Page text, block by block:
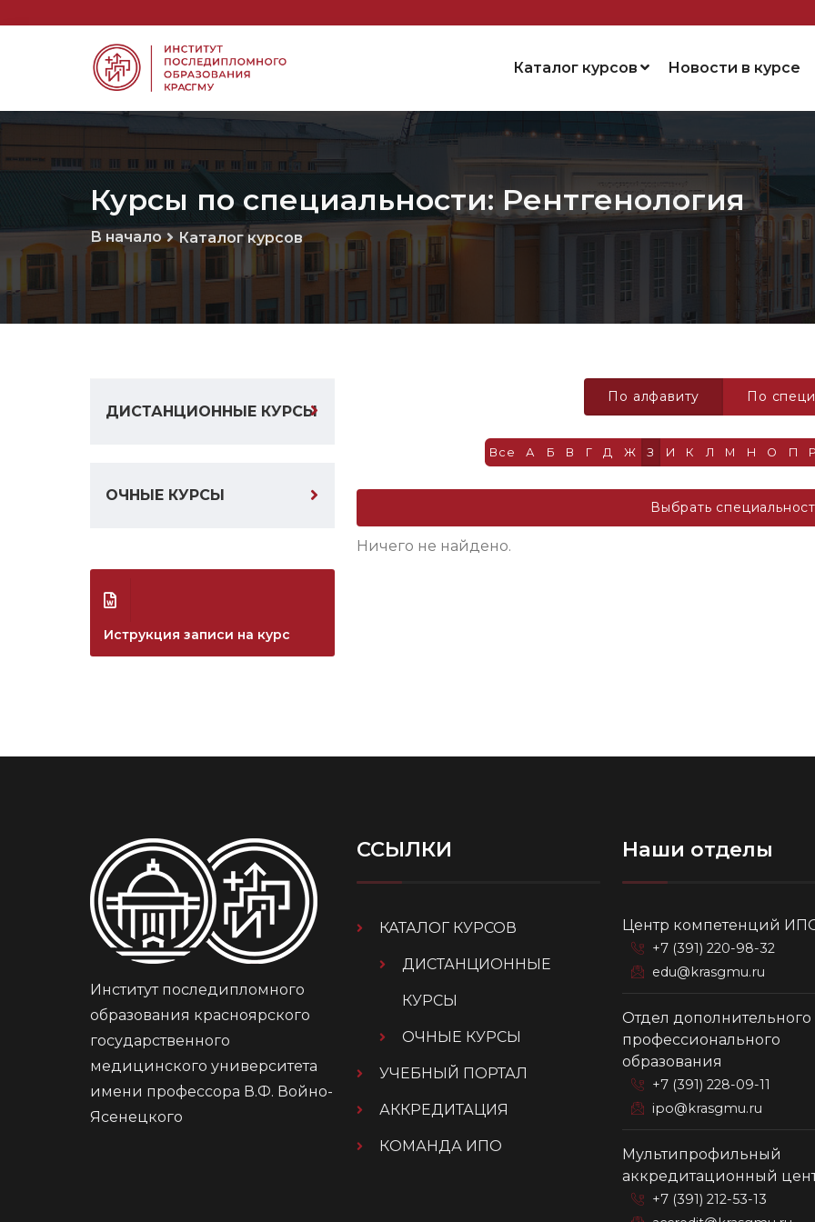
Каталог курсов Новости в курсе
Курсы по специальности: Рентгенология
В начало Каталог курсов
ДИСТАНЦИОННЫЕ КУРСЫ
ОЧНЫЕ КУРСЫ
Иструкция записи на курс
По алфавиту По
Все А Б В Г Д Ж З И К Л М Н О П Р
Выбрать
Ничего не найдено.
Институт последипломного
образования красноярского
государственного
медицинского университета
имени профессора В.Ф. Войно-
Ясенецкого
ССЫЛКИ
КАТАЛОГ КУРСОВ
ДИСТАНЦИОННЫЕ
КУРСЫ
ОЧНЫЕ КУРСЫ
УЧЕБНЫЙ ПОРТАЛ
АККРЕДИТАЦИЯ
КОМАНДА ИПО
Наши отделы
Центр компетенций
+7 (391) 220-98-32
edu@krasgmu.ru
Отдел дополнительного
профессионального
образования
+7 (391) 228-09-11
ipo@krasgmu.ru
Мультипрофильный
аккредитационный
+7 (391) 212-53-13